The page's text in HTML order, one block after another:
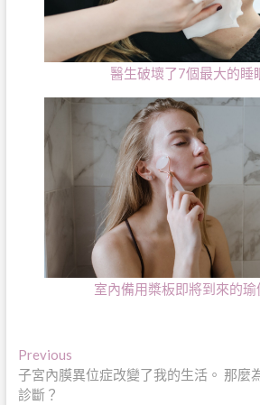
醫生破壞了7個最大的睡
室內備用槳板即將到來的瑜
文
章
PreviousPrevious
post:
子宮內膜異位症改變了我的生活。 那麼
診斷？